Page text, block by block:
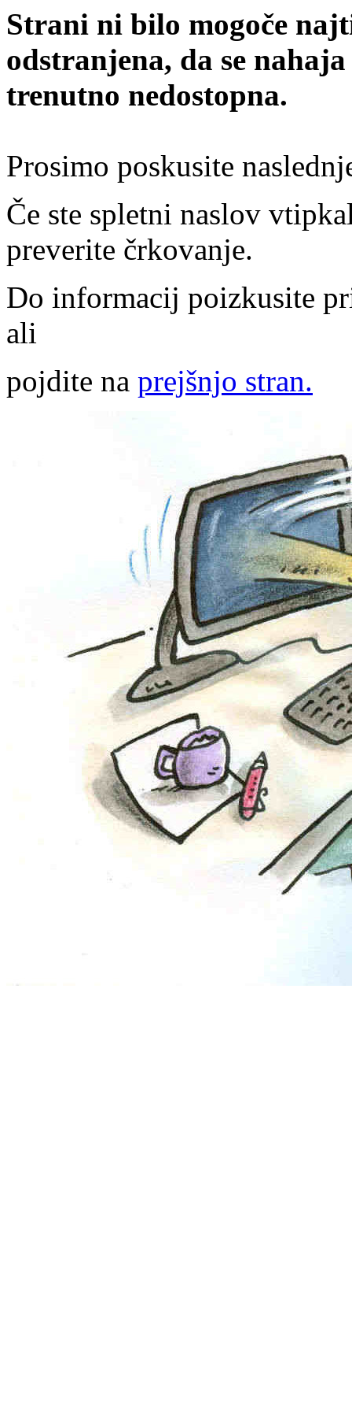
Strani ni bilo mogoče
odstranjena, da se
trenutno nedostopna.
Prosimo poskusite
Če ste spletni naslov
preverite črkovanje.
Do informacij poizkusite
ali
pojdite na prejšnjo stran.